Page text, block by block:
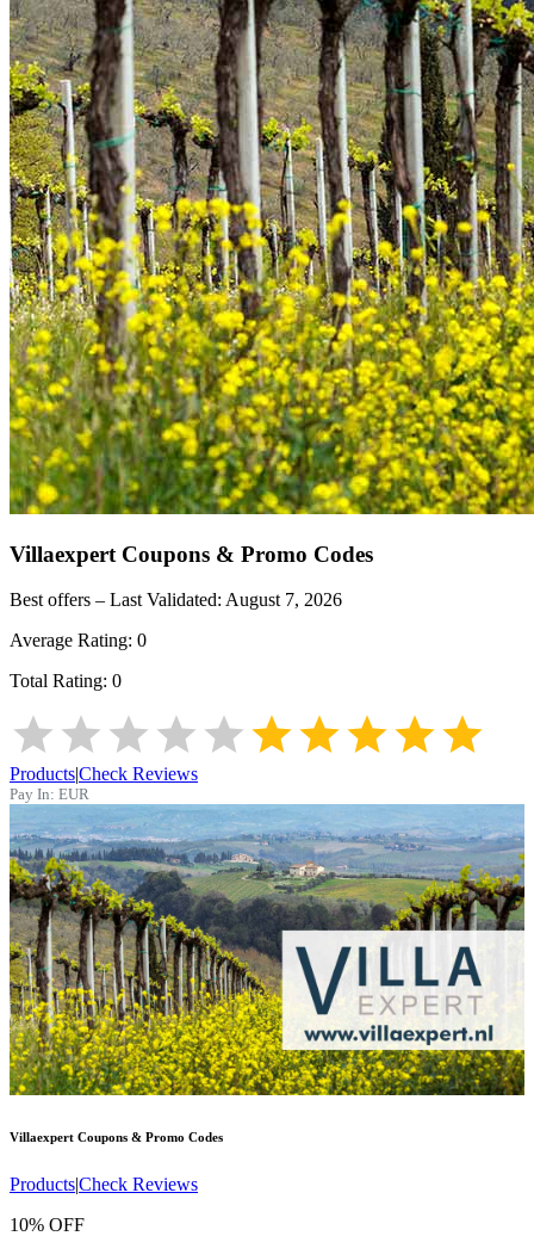
Villaexpert Coupons & Promo Codes
Best offers – Last Validated: August 7, 2026
Average Rating: 0
Total Rating: 0
Products|Check Reviews
Pay In: EUR
Villaexpert Coupons & Promo Codes
Products|Check Reviews
10% OFF